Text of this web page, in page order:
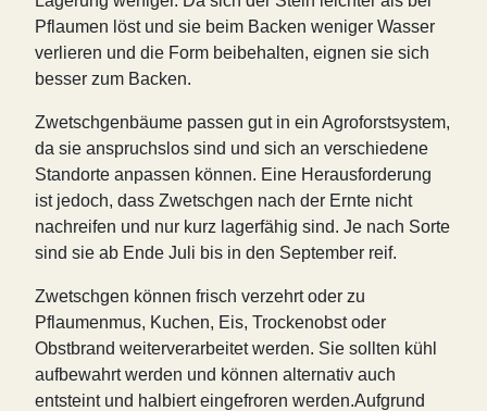
Pflaumen löst und sie beim Backen weniger Wasser
verlieren und die Form beibehalten, eignen sie sich
besser zum Backen.
Zwetschgenbäume passen gut in ein Agroforstsystem,
da sie anspruchslos sind und sich an verschiedene
Standorte anpassen können. Eine Herausforderung
ist jedoch, dass Zwetschgen nach der Ernte nicht
nachreifen und nur kurz lagerfähig sind. Je nach Sorte
sind sie ab Ende Juli bis in den September reif.
Zwetschgen können frisch verzehrt oder zu
Pflaumenmus, Kuchen, Eis, Trockenobst oder
Obstbrand weiterverarbeitet werden. Sie sollten kühl
aufbewahrt werden und können alternativ auch
entsteint und halbiert eingefroren werden.Aufgrund